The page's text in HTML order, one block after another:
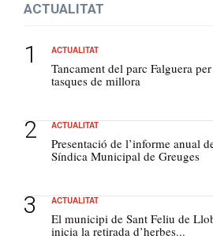
ACTUALITAT
ACTUALITAT
Tancament del parc Falguera per
tasques de millora
ACTUALITAT
Presentació de l’informe anual
Síndica Municipal de Greuges
ACTUALITAT
El municipi de Sant Feliu de
inicia la retirada d’herbes...